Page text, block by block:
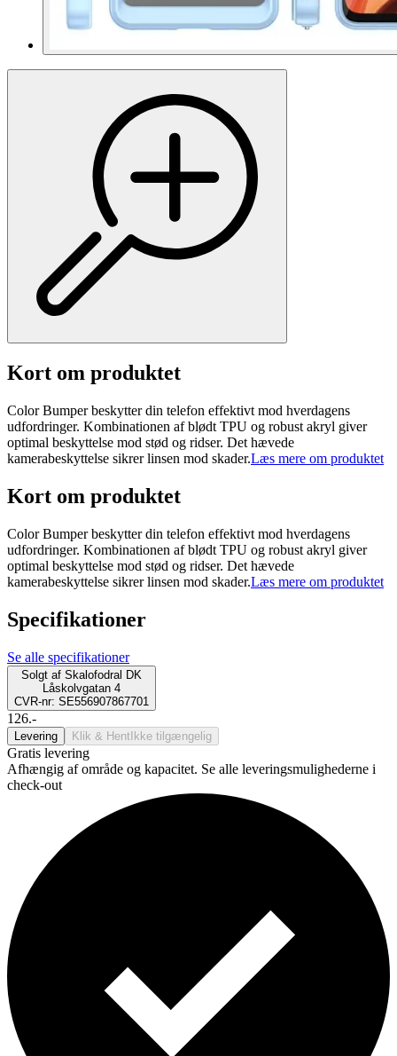
Kort om produktet
Color Bumper beskytter din telefon effektivt mod hverdagens
udfordringer. Kombinationen af blødt TPU og robust akryl giver
optimal beskyttelse mod stød og ridser. Det hævede
kamerabeskyttelse sikrer linsen mod skader.Læs mere om produktet
Kort om produktet
Color Bumper beskytter din telefon effektivt mod hverdagens
udfordringer. Kombinationen af blødt TPU og robust akryl giver
optimal beskyttelse mod stød og ridser. Det hævede
kamerabeskyttelse sikrer linsen mod skader.Læs mere om produktet
Specifikationer
Se alle specifikationer
Solgt af Skalofodral DK
Låskolvgatan 4
CVR-nr: SE556907867701
126.-
Levering Klik & Hent Ikke tilgængelig
Gratis levering
Afhængig af område og kapacitet. Se alle leveringsmulighederne i
check-out